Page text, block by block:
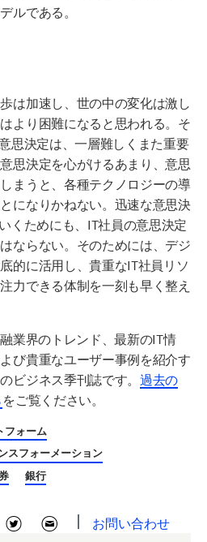
ルである。
は加速し、世の中の変化は激し
より困難になると思われる。そ
思決定は、一層難しくまた重要
思決定を心がけるあまり、意思
まうと、各種テクノロジーの導
になりかねない。迅速な意思決
くためにも、IT社員の意思決定
ならない。そのためには、デジ
的に活用し、貴重なIT社員リソ
力できる体制を一刻も早く整え
業界のトレンド、最新のIT情
び貴重なユーザー事例を紹介す
ビジネス季刊誌です。 過去の
をご覧ください。
フォーム
スフォーメーション
銀行
お問い合わせ